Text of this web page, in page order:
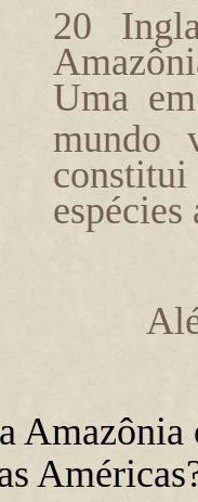
20
Uma
mundo
constitui